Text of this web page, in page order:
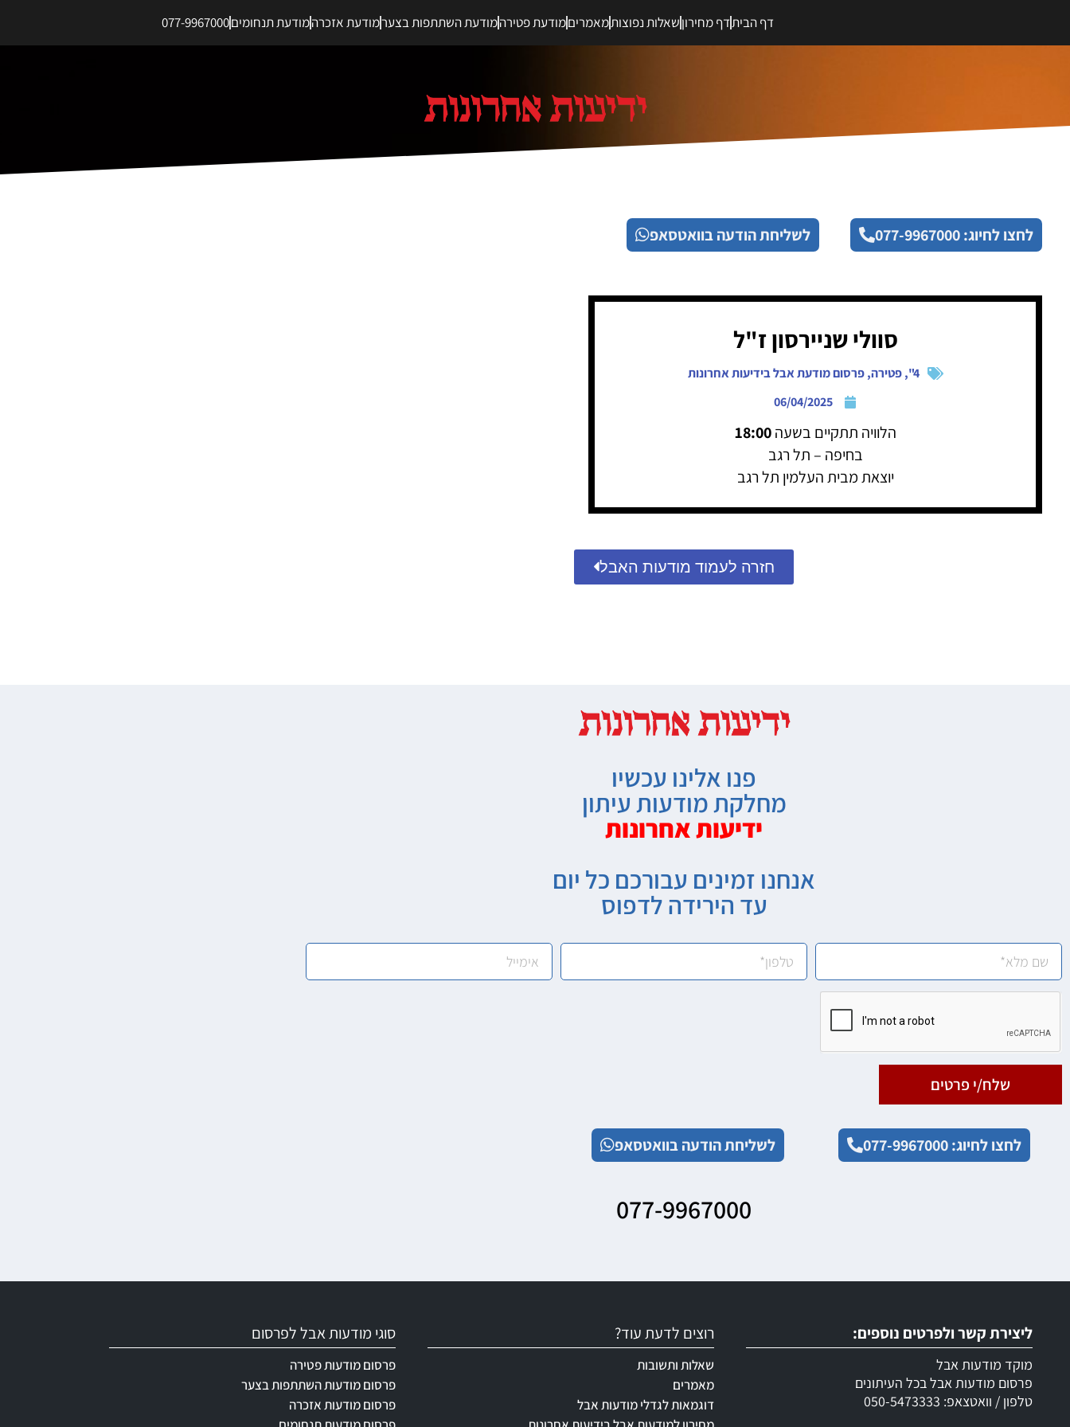
דף הביתדף מחירוןשאלות נפוצותמאמריםמודעת פטירהמודעת השתתפות בצערמודעת אזכרהמודעת תנחומים077-9967000
לחצו לחיוג: 077-9967000 לשליחת הודעה בוואטסאפ
סוולי שניירסון ז"ל
4"
,פטירה,פרסום מודעת אבל בידיעות אחרונות
06/04/2025
הלוויה תתקיים בשעה18:00
בחיפה – תל רגב
יוצאת מבית העלמין תל רגב
חזרה לעמוד מודעות האבל
פנו אלינו עכשיו
מחלקת מודעות עיתון
ידיעות אחרונות
אנחנו זמינים עבורכם כל יום
עד הירידה לדפוס
שלח/י פרטים
לחצו לחיוג: 077-9967000 לשליחת הודעה בוואטסאפ
077-9967000
ליצירת קשר ולפרטים נוספים:
מוקד מודעות אבל
פרסום מודעות אבל בכל העיתונים
טלפון / וואטצאפ: 050-5473333
רוצים לדעת עוד?
שאלות ותשובות
מאמרים
דוגמאות לגדלי מודעות אבל
סוגי מודעות אבל לפרסום
פרסום מודעות פטירה
פרסום מודעות השתתפות בצער
פרסום מודעות אזכרה